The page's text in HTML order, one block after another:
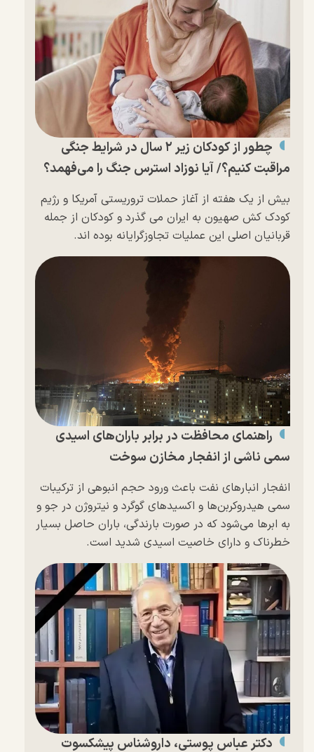
چطور از کودکان زیر ۲ سال در شرایط جنگی
مراقبت کنیم؟/ آیا نوزاد استرس جنگ را می‌فهمد؟
بیش از یک هفته از آغاز حملات تروریستی آمریکا و رژیم
کودک کش صهیون به ایران می گذرد و کودکان از جمله
قربانیان اصلی این عملیات تجاوزگرایانه بوده اند.
راهنمای محافظت در برابر باران‌های اسیدی
سمی ناشی از انفجار مخازن سوخت
انفجار انبار‌های نفت باعث ورود حجم انبوهی از ترکیبات
سمی هیدروکربن‌ها و اکسید‌های گوگرد و نیتروژن در جو و
به ابر‌ها می‌شود که در صورت بارندگی، باران حاصل بسیار
خطرناک و دارای خاصیت اسیدی شدید است.
دکتر عباس پوستی، داروشناس پیشکسوت